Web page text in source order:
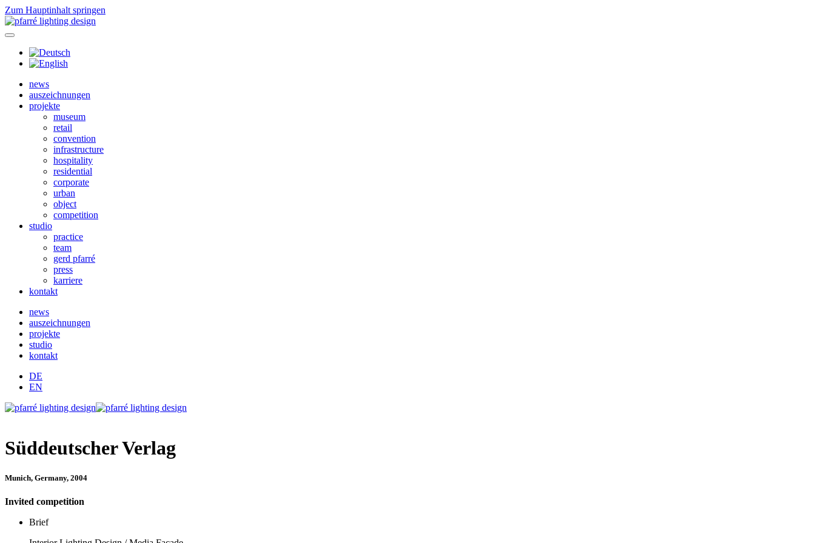
Zum Hauptinhalt springen
news
auszeichnungen
projekte
museum
retail
convention
infrastructure
hospitality
residential
corporate
urban
object
competition
studio
practice
team
gerd pfarré
press
karriere
kontakt
news
auszeichnungen
projekte
studio
kontakt
DE
EN
Süddeutscher Verlag
Munich, Germany, 2004
Invited competition
Brief